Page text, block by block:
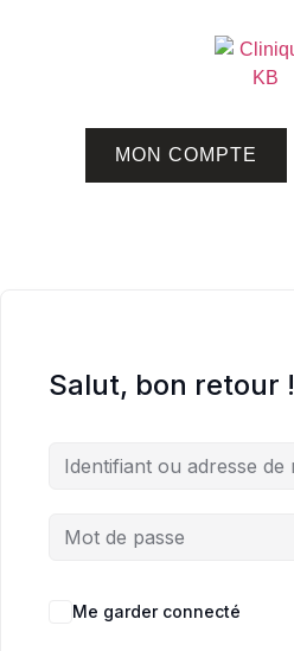
MON COMPTE
Salut, bon retour !
Me garder connecté